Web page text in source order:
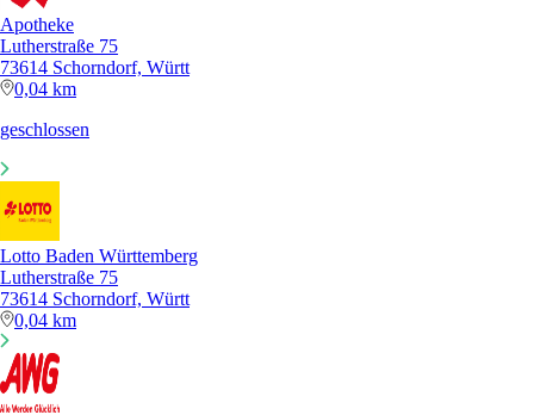
Apotheke
Lutherstraße 75
73614 Schorndorf, Württ
0,04 km
geschlossen
Lotto Baden Württemberg
Lutherstraße 75
73614 Schorndorf, Württ
0,04 km